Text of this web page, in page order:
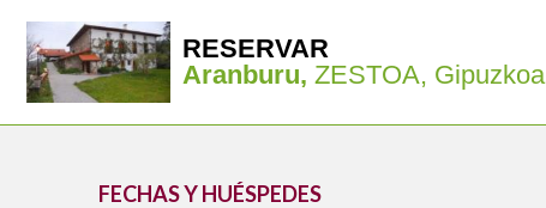
RESERVAR
Aranburu, ZESTOA, Gipuzkoa
FECHAS Y HUÉSPEDES